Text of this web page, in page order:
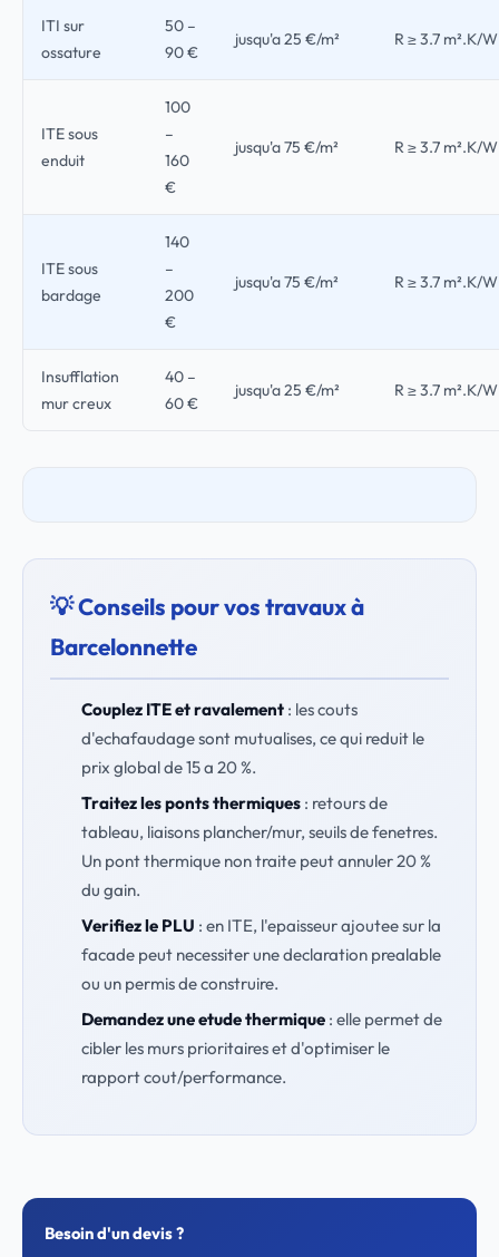
ITI sur
ossature
50 –
90 €
jusqu'a 25 €/m² R ≥ 3.7 m².K/W
ITE sous
enduit
100
–
160
€
jusqu'a 75 €/m² R ≥ 3.7 m².K/W
ITE sous
bardage
140
–
200
€
jusqu'a 75 €/m² R ≥ 3.7 m².K/W
Insufflation
mur creux
40 –
60 €
jusqu'a 25 €/m² R ≥ 3.7 m².K/W
💡 Conseils pour vos travaux à
Barcelonnette
Couplez ITE et ravalement: les couts
d'echafaudage sont mutualises, ce qui reduit le
prix global de 15 a 20 %.
Traitez les ponts thermiques: retours de
tableau, liaisons plancher/mur, seuils de fenetres.
Un pont thermique non traite peut annuler 20 %
du gain.
Verifiez le PLU : en ITE, l'epaisseur ajoutee sur la
facade peut necessiter une declaration prealable
ou un permis de construire.
Demandez une etude thermique: elle permet de
cibler les murs prioritaires et d'optimiser le
rapport cout/performance.
Besoin d'un devis ?